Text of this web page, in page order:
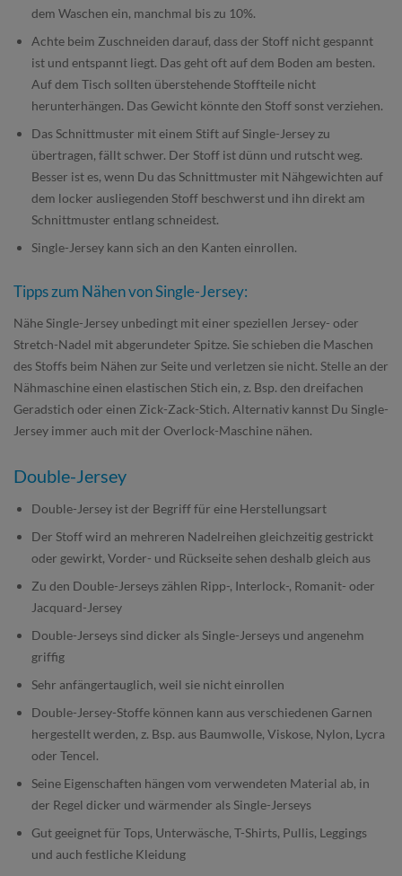
dem Waschen ein, manchmal bis zu 10%.
Achte beim Zuschneiden darauf, dass der Stoff nicht gespannt
ist und entspannt liegt. Das geht oft auf dem Boden am besten.
Auf dem Tisch sollten überstehende Stoffteile nicht
herunterhängen. Das Gewicht könnte den Stoff sonst verziehen.
Das Schnittmuster mit einem Stift auf Single-Jersey zu
übertragen, fällt schwer. Der Stoff ist dünn und rutscht weg.
Besser ist es, wenn Du das Schnittmuster mit Nähgewichten auf
dem locker ausliegenden Stoff beschwerst und ihn direkt am
Schnittmuster entlang schneidest.
Single-Jersey kann sich an den Kanten einrollen.
Tipps zum Nähen von Single-Jersey:
Nähe Single-Jersey unbedingt mit einer speziellen Jersey- oder
Stretch-Nadel mit abgerundeter Spitze. Sie schieben die Maschen
des Stoffs beim Nähen zur Seite und verletzen sie nicht. Stelle an der
Nähmaschine einen elastischen Stich ein, z. Bsp. den dreifachen
Geradstich oder einen Zick-Zack-Stich. Alternativ kannst Du Single-
Jersey immer auch mit der Overlock-Maschine nähen.
Double-Jersey
Double-Jersey ist der Begriff für eine Herstellungsart
Der Stoff wird an mehreren Nadelreihen gleichzeitig gestrickt
oder gewirkt, Vorder- und Rückseite sehen deshalb gleich aus
Zu den Double-Jerseys zählen Ripp-, Interlock-, Romanit- oder
Jacquard-Jersey
Double-Jerseys sind dicker als Single-Jerseys und angenehm
griffig
Sehr anfängertauglich, weil sie nicht einrollen
Double-Jersey-Stoffe können kann aus verschiedenen Garnen
hergestellt werden, z. Bsp. aus Baumwolle, Viskose, Nylon, Lycra
oder Tencel.
Seine Eigenschaften hängen vom verwendeten Material ab, in
der Regel dicker und wärmender als Single-Jerseys
Gut geeignet für Tops, Unterwäsche, T-Shirts, Pullis, Leggings
und auch festliche Kleidung